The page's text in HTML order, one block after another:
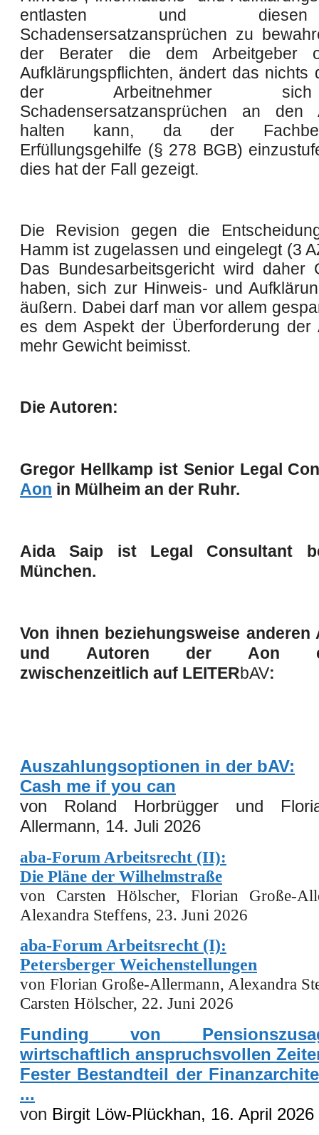
entlasten und
Schadensersatzansprüchen zu
der Berater die dem Arbeitgeber
Aufklärungspflichten, ändert das nichts
der Arbeitnehmer
Schadensersatzansprüchen an den
halten kann, da der
Erfüllungsgehilfe (§ 278 BGB)
dies hat der Fall gezeigt.
Die Revision gegen die
Hamm ist zugelassen und eingelegt (3
Das Bundesarbeitsgericht wird daher
haben, sich zur Hinweis- und
äußern. Dabei darf man vor allem
es dem Aspekt der Überforderung der
mehr Gewicht beimisst.
Die Autoren:
Gregor Hellkamp ist Senior Legal
Aon in Mülheim an der Ruhr.
Aida Saip ist Legal Consultant
München.
Von ihnen beziehungsweise anderen
und Autoren der Aon
zwischenzeitlich auf LEITERbAV:
Auszahlungsoptionen in der bAV:
Cash me if you can
von Roland Horbrügger und
Allermann, 14. Juli 2026
aba-Forum Arbeitsrecht (II):
Die Pläne der Wilhelmstraße
von Carsten Hölscher, Florian Große-
Alexandra Steffens, 23. Juni 2026
aba-Forum Arbeitsrecht (I):
Petersberger Weichenstellungen
von Florian Große-Allermann, Alexandra
Carsten Hölscher, 22. Juni 2026
Funding von
wirtschaftlich anspruchsvollen
Fester Bestandteil der
...
von Birgit Löw-Plückhan, 16. April 2026